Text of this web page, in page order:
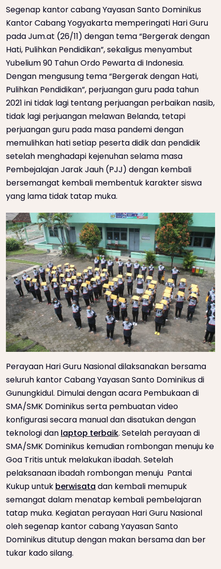
Segenap kantor cabang Yayasan Santo Dominikus
Kantor Cabang Yogyakarta memperingati Hari Guru
pada Jum.at (26/11) dengan tema “Bergerak dengan
Hati, Pulihkan Pendidikan”, sekaligus menyambut
Yubelium 90 Tahun Ordo Pewarta di Indonesia.
Dengan mengusung tema “Bergerak dengan Hati,
Pulihkan Pendidikan”, perjuangan guru pada tahun
2021 ini tidak lagi tentang perjuangan perbaikan nasib,
tidak lagi perjuangan melawan Belanda, tetapi
perjuangan guru pada masa pandemi dengan
memulihkan hati setiap peserta didik dan pendidik
setelah menghadapi kejenuhan selama masa
Pembejalajan Jarak Jauh (PJJ) dengan kembali
bersemangat kembali membentuk karakter siswa
yang lama tidak tatap muka.
Perayaan Hari Guru Nasional dilaksanakan bersama
seluruh kantor Cabang Yayasan Santo Dominikus di
Gunungkidul. Dimulai dengan acara Pembukaan di
SMA/SMK Dominikus serta pembuatan video
konfigurasi secara manual dan disatukan dengan
teknologi dan laptop terbaik. Setelah perayaan di
SMA/SMK Dominikus kemudian rombongan menuju ke
Goa Tritis untuk melakukan ibadah. Setelah
pelaksanaan ibadah rombongan menuju Pantai
Kukup untuk berwisata dan kembali memupuk
semangat dalam menatap kembali pembelajaran
tatap muka. Kegiatan perayaan Hari Guru Nasional
oleh segenap kantor cabang Yayasan Santo
Dominikus ditutup dengan makan bersama dan ber
tukar kado silang.